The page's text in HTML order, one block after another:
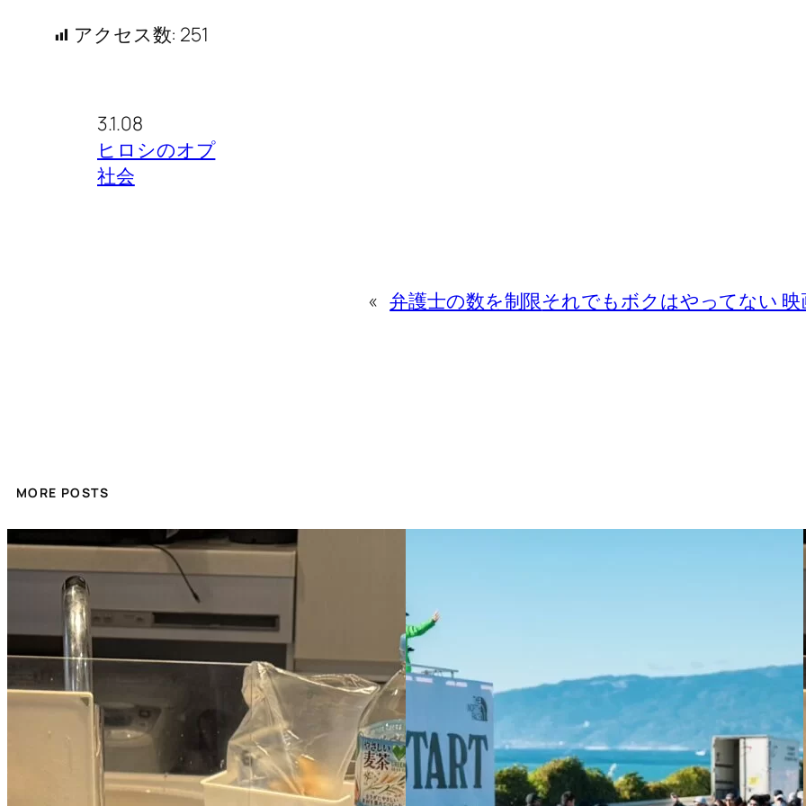
アクセス数: 251
3.1.08
ヒロシのオプ
社会
« 弁護士の数を制限それでもボクはやってない 映
MORE POSTS